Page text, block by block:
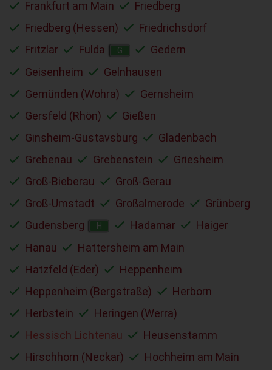
Frankfurt am Main
Friedberg
Friedberg (Hessen)
Friedrichsdorf
Fritzlar
Fulda G
Gedern
Geisenheim
Gelnhausen
Gemünden (Wohra)
Gernsheim
Gersfeld (Rhön)
Gießen
Ginsheim-Gustavsburg
Gladenbach
Grebenau
Grebenstein
Griesheim
Groß-Bieberau
Groß-Gerau
Groß-Umstadt
Großalmerode
Grünberg
Gudensberg
H Hadamar
Haiger
Hanau
Hattersheim am Main
Hatzfeld (Eder)
Heppenheim
Heppenheim (Bergstraße)
Herborn
Herbstein
Heringen (Werra)
Hessisch Lichtenau
Heusenstamm
Hirschhorn (Neckar)
Hochheim am Main